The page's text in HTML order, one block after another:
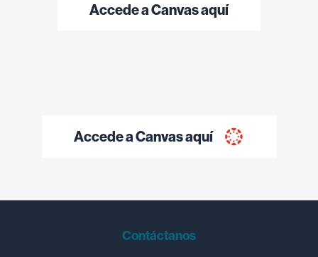
Accede a Canvas aquí
Accede a Canvas aquí
Contáctanos